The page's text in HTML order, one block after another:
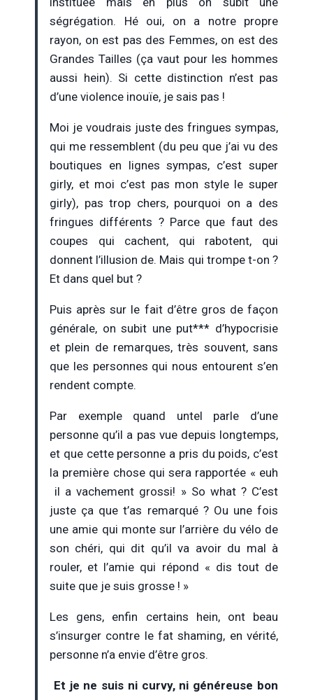
ségrégation. Hé oui, on a notre propre
rayon, on est pas des Femmes, on est des
Grandes Tailles (ça vaut pour les hommes
aussi hein). Si cette distinction n’est pas
d’une violence inouïe, je sais pas !
Moi je voudrais juste des fringues sympas,
qui me ressemblent (du peu que j’ai vu des
boutiques en lignes sympas, c’est super
girly, et moi c’est pas mon style le super
girly), pas trop chers, pourquoi on a des
fringues différents ? Parce que faut des
coupes qui cachent, qui rabotent, qui
donnent l’illusion de. Mais qui trompe t-on ?
Et dans quel but ?
Puis après sur le fait d’être gros de façon
générale, on subit une put*** d’hypocrisie
et plein de remarques, très souvent, sans
que les personnes qui nous entourent s’en
rendent compte.
Par exemple quand untel parle d’une
personne qu’il a pas vue depuis longtemps,
et que cette personne a pris du poids, c’est
la première chose qui sera rapportée « euh
il a vachement grossi! » So what ? C’est
juste ça que t’as remarqué ? Ou une fois
une amie qui monte sur l’arrière du vélo de
son chéri, qui dit qu’il va avoir du mal à
rouler, et l’amie qui répond « dis tout de
suite que je suis grosse ! »
Les gens, enfin certains hein, ont beau
s’insurger contre le fat shaming, en vérité,
personne n’a envie d’être gros.
Et je ne suis ni curvy, ni généreuse bon